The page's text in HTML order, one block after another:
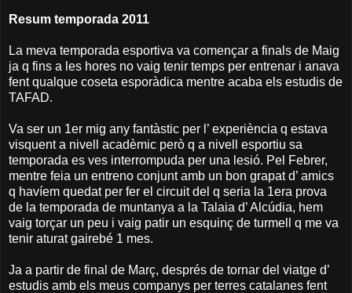
Resum temporada 2011
La meva temporada esportiva va començar a finals de Maig
ja q fins a les hores no vaig tenir temps per entrenar i anava
fent qualque coseta esporàdica mentre acaba els estudis de
TAFAD.
Va ser un 1er mig any fantàstic per l’ experiència q estava
visquent a nivell acadèmic però q a nivell esportiu sa
temporada es ves interrompuda per una lesió. Pel Febrer,
mentre feia un entreno conjunt amb un bon grapat d’ amics
q havíem quedat per fer el circuit del q seria la 1era prova
de la temporada de muntanya a la Talaia d’ Alcúdia, hem
vaig torçar un peu i vaig patir un esquinç de turmell q me va
tenir aturat gairebé 1 mes.
Ja a partir de final de Març, després de tornar del viatge d’
estudis amb els meus companys per terres catalanes fent